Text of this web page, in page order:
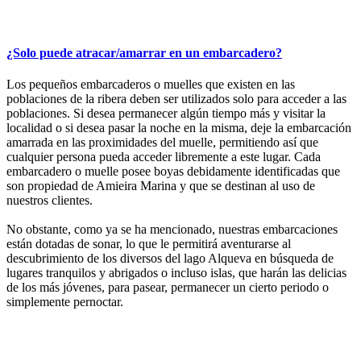
¿Solo puede atracar/amarrar en un embarcadero?
Los pequeños embarcaderos o muelles que existen en las
poblaciones de la ribera deben ser utilizados solo para acceder a las
poblaciones. Si desea permanecer algún tiempo más y visitar la
localidad o si desea pasar la noche en la misma, deje la embarcación
amarrada en las proximidades del muelle, permitiendo así que
cualquier persona pueda acceder libremente a este lugar. Cada
embarcadero o muelle posee boyas debidamente identificadas que
son propiedad de Amieira Marina y que se destinan al uso de
nuestros clientes.
No obstante, como ya se ha mencionado, nuestras embarcaciones
están dotadas de sonar, lo que le permitirá aventurarse al
descubrimiento de los diversos del lago Alqueva en búsqueda de
lugares tranquilos y abrigados o incluso islas, que harán las delicias
de los más jóvenes, para pasear, permanecer un cierto periodo o
simplemente pernoctar.